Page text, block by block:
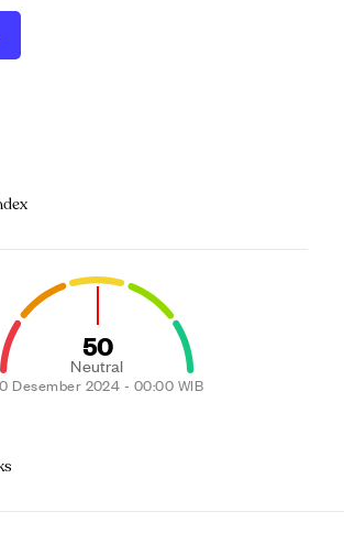
Neutral
50
Desember 2024 - 00:00 WIB